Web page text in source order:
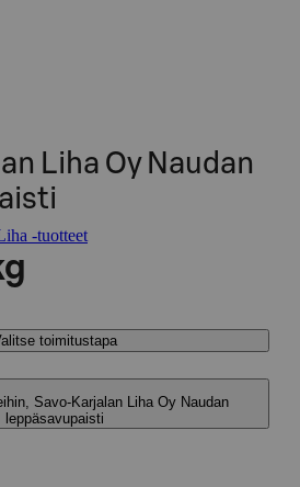
Liha Oy Naudan
-tuotteet
toimitustapa
Savo-Karjalan Liha Oy Naudan
leppäsavupaisti